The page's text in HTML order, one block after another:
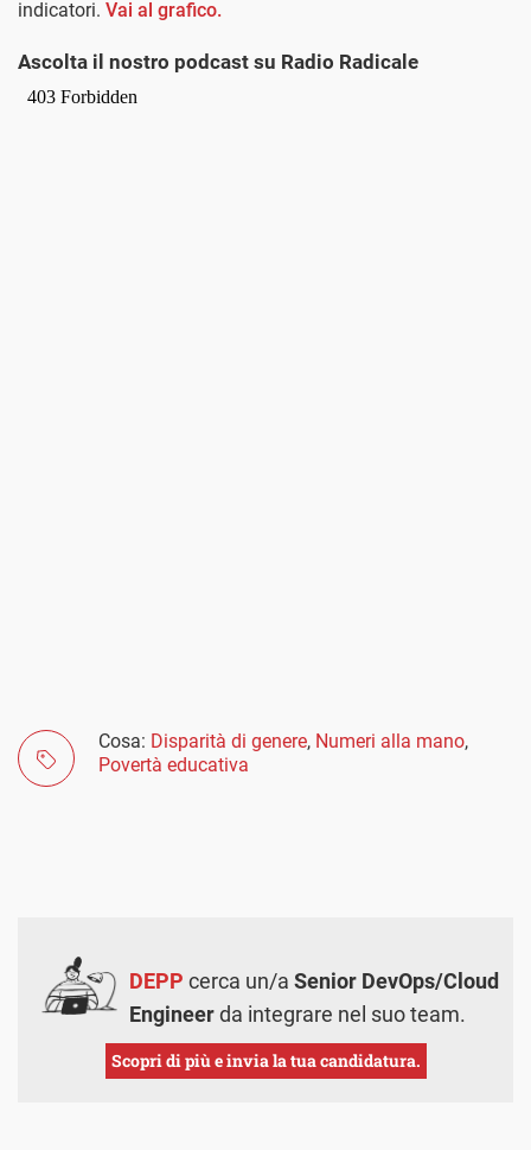
indicatori. Vai al grafico.
Ascolta il nostro podcast su Radio Radicale
Cosa: Disparità di genere, Numeri alla mano,
Povertà educativa
DEPP cerca un/a Senior DevOps/Cloud
Engineerda integrare nel suo team.
Scopri di più e invia la tua candidatura.